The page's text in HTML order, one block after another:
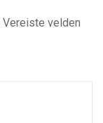
Vereiste velden